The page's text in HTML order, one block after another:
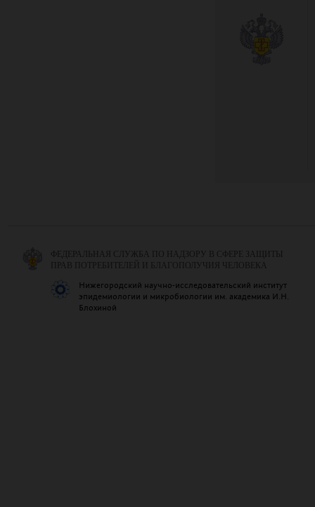
ФЕДЕРАЛЬНАЯ СЛУЖБА ПО НАДЗОРУ В СФЕРЕ ЗАЩИТЫ
ПРАВ ПОТРЕБИТЕЛЕЙ И БЛАГОПОЛУЧИЯ ЧЕЛОВЕКА
Нижегородский научно-исследовательский институт
эпидемиологии и микробиологии им. академика И.Н.
Блохиной